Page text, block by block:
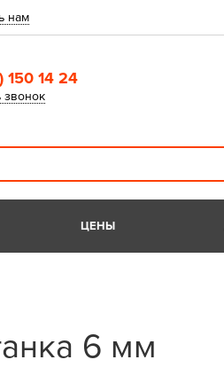
нам
150 14 24
звонок
ЦЕНЫ
6 мм